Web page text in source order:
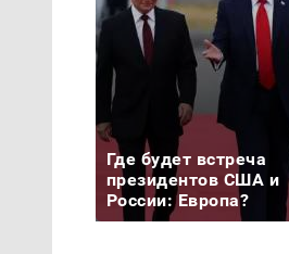
Где будет встреча
президентов США и
России: Европа?